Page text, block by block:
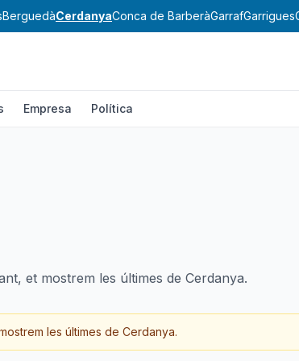
BerguedàCerdanyaConca de BarberàGarrafGarrigues
Empresa Política
et mostrem les últimes de Cerdanya.
les últimes de Cerdanya.